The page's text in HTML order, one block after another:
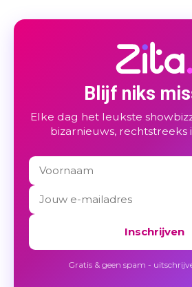
Blijf niks
Elke dag het leukste
bizarnieuws, rechtstreeks
Inschrijven
Gratis & geen spam -